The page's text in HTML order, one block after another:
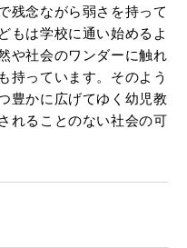
残念ながら弱さを持って
もは学校に通い始めるよ
や社会のワンダーに触れ
持っています。そのよう
豊かに広げてゆく幼児教
れることのない社会の可